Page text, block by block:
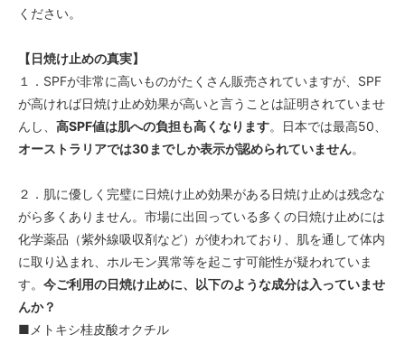
ください。
【日焼け止めの真実】
１．SPFが非常に高いものがたくさん販売されていますが、SPF
が高ければ日焼け止め効果が高いと言うことは証明されていませ
んし、 高SPF値は肌への負担も高くなります。日本では最高50、
オーストラリアでは30までしか表示が認められていません。
２．肌に優しく完璧に日焼け止め効果がある日焼け止めは残念な
がら多くありません。市場に出回っている多くの日焼け止めには
化学薬品（紫外線吸収剤など）が使われており、肌を通して体内
に取り込まれ、ホルモン異常等を起こす可能性が疑われていま
す。 今ご利用の日焼け止めに、以下のような成分は入っていませ
んか？
■メトキシ桂皮酸オクチル